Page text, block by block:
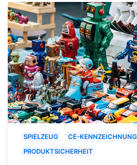
SPIELZEUG
CE-KENNZEICHNUNG
PRODUKTSICHERHEIT